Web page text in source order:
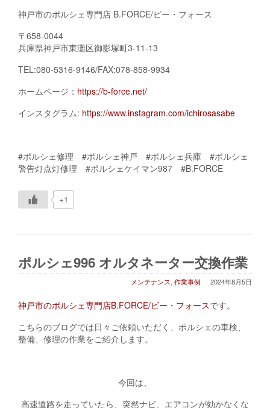
神戸市のポルシェ専門店 B.FORCE/ビー・フォース
〒658-0044
兵庫県神戸市東灘区御影塚町3-11-13
TEL:080-5316-9146/FAX:078-858-9934
ホームページ： https://b-force.net/
インスタグラム: https://www.instagram.com/ichirosasabe
#ポルシェ修理 #ポルシェ神戸 #ポルシェ兵庫 #ポルシェ
警告灯点灯修理 #ポルシェケイマン987 #B.FORCE
+1
ポルシェ996 オルタネーター交換作業
2024年8月5日
メンテナンス,作業事例
神戸市のポルシェ専門店B.FORCE/ビー・フォースです。
こちらのブログでは日々ご依頼いただく、ポルシェの車検、
整備、修理の作業をご紹介します。
今回は、
高速道路を走っていたら、突然ナビ、エアコンが効かなくな